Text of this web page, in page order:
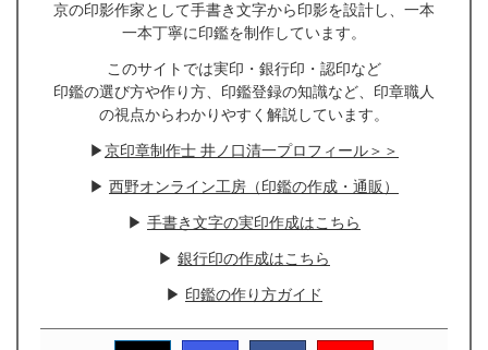
京の印影作家として手書き文字から印影を設計し、一本
一本丁寧に印鑑を制作しています。
このサイトでは実印・銀行印・認印など
印鑑の選び方や作り方、印鑑登録の知識など、印章職人
の視点からわかりやすく解説しています。
▶京印章制作士 井ノ口清一プロフィール＞＞
▶ 西野オンライン工房（印鑑の作成・通販）
▶ 手書き文字の実印作成はこちら
▶ 銀行印の作成はこちら
▶ 印鑑の作り方ガイド